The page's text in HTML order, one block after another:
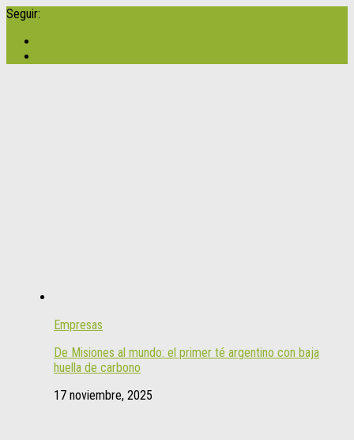
Seguir:
Empresas
De Misiones al mundo: el primer té argentino con baja
huella de carbono
17 noviembre, 2025